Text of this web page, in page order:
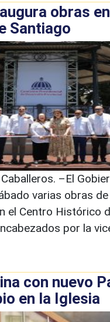
obras
Santiago
–El
varias obras de
el Centro Histórico
por la
con nuevo
en la Iglesia